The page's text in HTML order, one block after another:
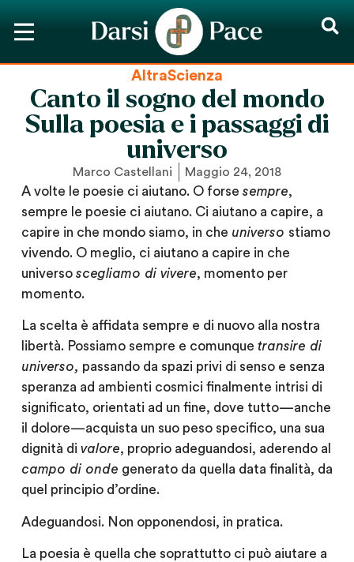
AltraScienza
Canto il sogno del mondo
Sulla poesia e i passaggi di
universo
Marco Castellani Maggio 24, 2018
A volte le poesie ci aiutano. O forse sempre,
sempre le poesie ci aiutano. Ci aiutano a capire, a
capire in che mondo siamo, in che universo stiamo
vivendo. O meglio, ci aiutano a capire in che
universo scegliamo di vivere, momento per
momento.
La scelta è affidata sempre e di nuovo alla nostra
libertà. Possiamo sempre e comunque transire di
universo, passando da spazi privi di senso e senza
speranza ad ambienti cosmici finalmente intrisi di
significato, orientati ad un fine, dove tutto — anche
il dolore — acquista un suo peso specifico, una sua
dignità di valore, proprio adeguandosi, aderendo al
campo di onde generato da quella data finalità, da
quel principio d’ordine.
Adeguandosi. Non opponendosi, in pratica.
La poesia è quella che soprattutto ci può aiutare a